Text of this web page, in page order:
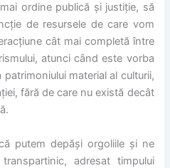
ordine publică și justiție, să
de resursele de care vom
cât mai completă între
atunci când este vorba
material al culturii,
fără de care nu există decât
putem depăși orgoliile și ne
adresat timpului